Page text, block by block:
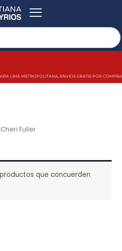
LIMA METROPOLITANA, ENVIOS GRATIS POR
Fuller
que concuerden